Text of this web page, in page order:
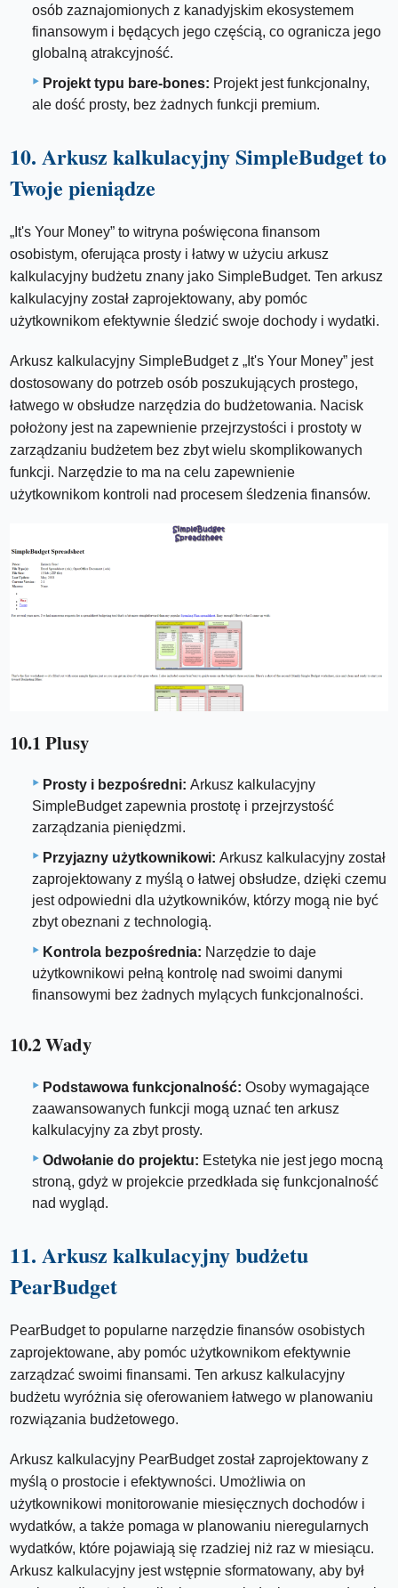
osób zaznajomionych z kanadyjskim ekosystemem
finansowym i będących jego częścią, co ogranicza jego
globalną atrakcyjność.
Projekt typu bare-bones: Projekt jest funkcjonalny,
ale dość prosty, bez żadnych funkcji premium.
10. Arkusz kalkulacyjny SimpleBudget to
Twoje pieniądze
„It's Your Money” to witryna poświęcona finansom
osobistym, oferująca prosty i łatwy w użyciu arkusz
kalkulacyjny budżetu znany jako SimpleBudget. Ten arkusz
kalkulacyjny został zaprojektowany, aby pomóc
użytkownikom efektywnie śledzić swoje dochody i wydatki.
Arkusz kalkulacyjny SimpleBudget z „It's Your Money” jest
dostosowany do potrzeb osób poszukujących prostego,
łatwego w obsłudze narzędzia do budżetowania. Nacisk
położony jest na zapewnienie przejrzystości i prostoty w
zarządzaniu budżetem bez zbyt wielu skomplikowanych
funkcji. Narzędzie to ma na celu zapewnienie
użytkownikom kontroli nad procesem śledzenia finansów.
10.1 Plusy
Prosty i bezpośredni: Arkusz kalkulacyjny
SimpleBudget zapewnia prostotę i przejrzystość
zarządzania pieniędzmi.
Przyjazny użytkownikowi: Arkusz kalkulacyjny został
zaprojektowany z myślą o łatwej obsłudze, dzięki czemu
jest odpowiedni dla użytkowników, którzy mogą nie być
zbyt obeznani z technologią.
Kontrola bezpośrednia: Narzędzie to daje
użytkownikowi pełną kontrolę nad swoimi danymi
finansowymi bez żadnych mylących funkcjonalności.
10.2 Wady
Podstawowa funkcjonalność: Osoby wymagające
zaawansowanych funkcji mogą uznać ten arkusz
kalkulacyjny za zbyt prosty.
Odwołanie do projektu: Estetyka nie jest jego mocną
stroną, gdyż w projekcie przedkłada się funkcjonalność
nad wygląd.
11. Arkusz kalkulacyjny budżetu
PearBudget
PearBudget to popularne narzędzie finansów osobistych
zaprojektowane, aby pomóc użytkownikom efektywnie
zarządzać swoimi finansami. Ten arkusz kalkulacyjny
budżetu wyróżnia się oferowaniem łatwego w planowaniu
rozwiązania budżetowego.
Arkusz kalkulacyjny PearBudget został zaprojektowany z
myślą o prostocie i efektywności. Umożliwia on
użytkownikowi monitorowanie miesięcznych dochodów i
wydatków, a także pomaga w planowaniu nieregularnych
wydatków, które pojawiają się rzadziej niż raz w miesiącu.
Arkusz kalkulacyjny jest wstępnie sformatowany, aby był